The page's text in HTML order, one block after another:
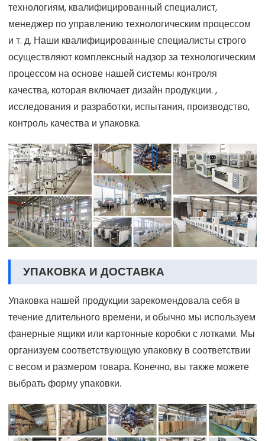
технологиям, квалифицированный специалист,
менеджер по управлению технологическим процессом
и т. д. Наши квалифицированные специалисты строго
осуществляют комплексный надзор за технологическим
процессом на основе нашей системы контроля
качества, которая включает дизайн продукции. ,
исследования и разработки, испытания, производство,
контроль качества и упаковка.
УПАКОВКА И ДОСТАВКА
Упаковка нашей продукции зарекомендовала себя в
течение длительного времени, и обычно мы используем
фанерные ящики или картонные коробки с лотками. Мы
организуем соответствующую упаковку в соответствии
с весом и размером товара. Конечно, вы также можете
выбрать форму упаковки.